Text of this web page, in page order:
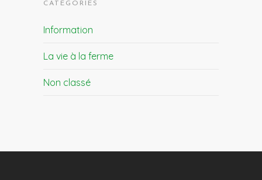
CATÉGORIES
Information
La vie à la ferme
Non classé